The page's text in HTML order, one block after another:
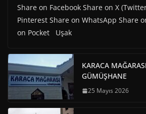
Share on Facebook Share on X
Pinterest Share on WhatsApp Share
on Pocket Uşak
KARACA
GÜMÜŞHANE
25 Mayıs 2026